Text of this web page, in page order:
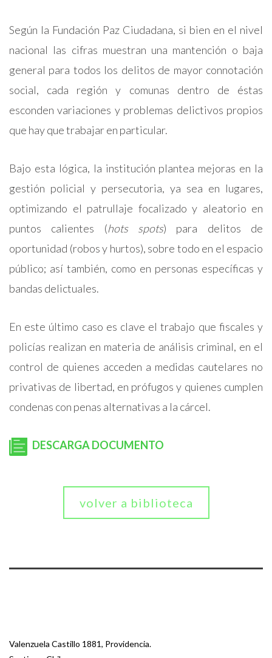
Según la Fundación Paz Ciudadana, si bien en el nivel
nacional las cifras muestran una mantención o baja
general para todos los delitos de mayor connotación
social, cada región y comunas dentro de éstas
esconden variaciones y problemas delictivos propios
que hay que trabajar en particular.
Bajo esta lógica, la institución plantea mejoras en la
gestión policial y persecutoria, ya sea en lugares,
optimizando el patrullaje focalizado y aleatorio en
puntos calientes (hots spots) para delitos de
oportunidad (robos y hurtos), sobre todo en el espacio
público; así también, como en personas específicas y
bandas delictuales.
En este último caso es clave el trabajo que fiscales y
policías realizan en materia de análisis criminal, en el
control de quienes acceden a medidas cautelares no
privativas de libertad, en prófugos y quienes cumplen
condenas con penas alternativas a la cárcel.
DESCARGA DOCUMENTO
volver a biblioteca
Valenzuela Castillo 1881, Providencia.